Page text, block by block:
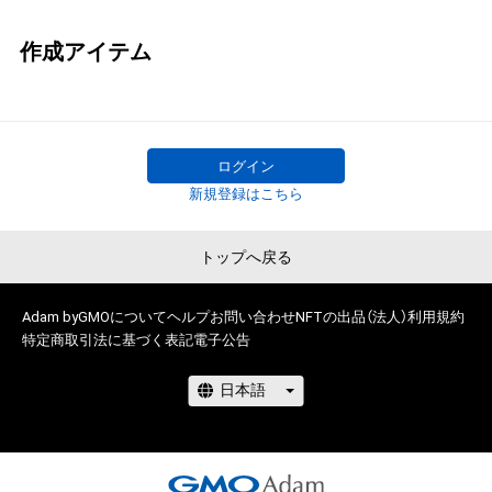
作成アイテム
ログイン
新規登録はこちら
トップへ戻る
Adam byGMOについてヘルプお問い合わせNFTの出品（法人）利用規約
特定商取引法に基づく表記電子公告